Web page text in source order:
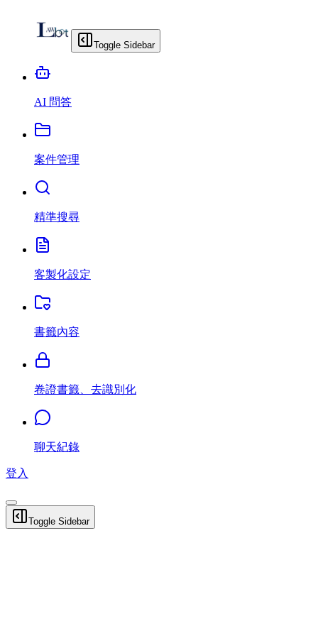
Toggle Sidebar
AI 問答
案件管理
精準搜尋
客製化設定
書籤內容
卷證書籤、去識別化
聊天紀錄
登入
Toggle Sidebar